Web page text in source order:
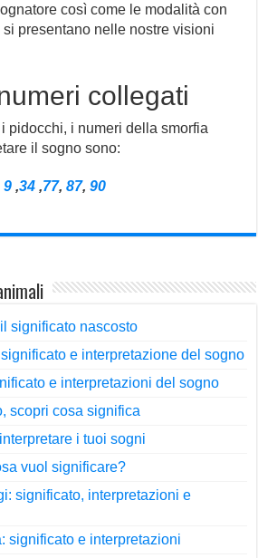
così come le modalità con
presentano nelle nostre visioni
collegati
pidocchi, i numeri della smorfia
il sogno sono:
9 ,34 ,77,87,90
significato nascosto
e interpretazione del sogno
e interpretazioni del sogno
scopri cosa significa
i tuoi sogni
vuol significare?
significato, interpretazioni e
significato e interpretazioni